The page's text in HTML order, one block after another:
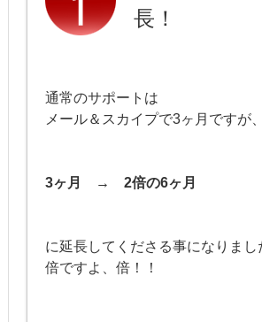
長！
通常のサポートは
メール＆スカイプで3ヶ月ですが、
3ヶ月 → 2倍の6ヶ月
に延長してくださる事になりまし
倍ですよ、倍！！